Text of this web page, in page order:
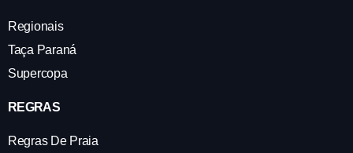
Regionais
Taça Paraná
Supercopa
REGRAS
Regras De Praia